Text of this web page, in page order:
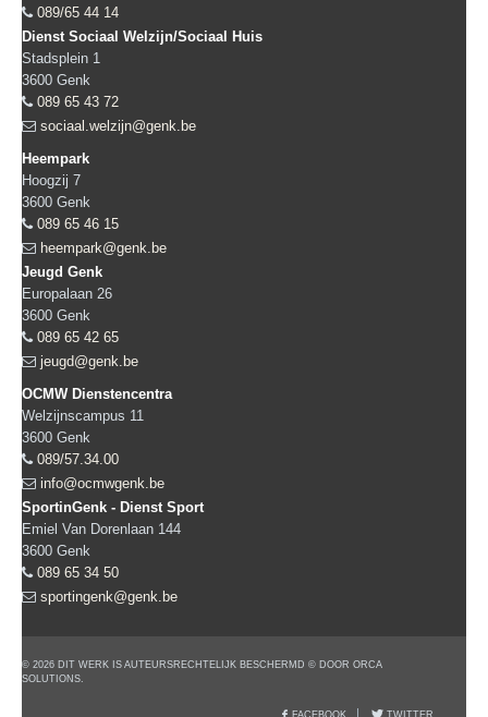
089/65 44 14
Dienst Sociaal Welzijn/Sociaal Huis
Stadsplein 1
3600 Genk
089 65 43 72
sociaal.welzijn@genk.be
Heempark
Hoogzij 7
3600 Genk
089 65 46 15
heempark@genk.be
Jeugd Genk
Europalaan 26
3600 Genk
089 65 42 65
jeugd@genk.be
OCMW Dienstencentra
Welzijnscampus 11
3600 Genk
089/57.34.00
info@ocmwgenk.be
SportinGenk - Dienst Sport
Emiel Van Dorenlaan 144
3600 Genk
089 65 34 50
sportingenk@genk.be
© 2026 DIT WERK IS AUTEURSRECHTELIJK BESCHERMD © DOOR ORCA
SOLUTIONS.